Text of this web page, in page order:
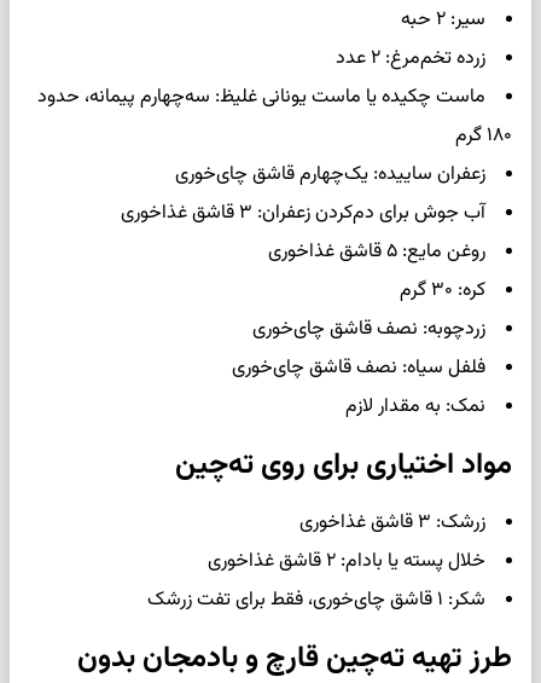
سیر: ۲ حبه
زرده تخم‌مرغ: ۲ عدد
ماست چکیده یا ماست یونانی غلیظ: سه‌چهارم پیمانه، حدود
۱۸۰ گرم
زعفران ساییده: یک‌چهارم قاشق چای‌خوری
آب جوش برای دم‌کردن زعفران: ۳ قاشق غذاخوری
روغن مایع: ۵ قاشق غذاخوری
کره: ۳۰ گرم
زردچوبه: نصف قاشق چای‌خوری
فلفل سیاه: نصف قاشق چای‌خوری
نمک: به مقدار لازم
مواد اختیاری برای روی ته‌چین
زرشک: ۳ قاشق غذاخوری
خلال پسته یا بادام: ۲ قاشق غذاخوری
شکر: ۱ قاشق چای‌خوری، فقط برای تفت زرشک
طرز تهیه ته‌چین قارچ و بادمجان بدون